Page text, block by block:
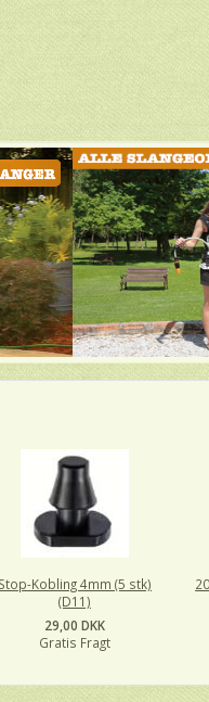
Stop-Kobling 4mm (5 stk)
(D11)
29,00 DKK
Gratis Fragt